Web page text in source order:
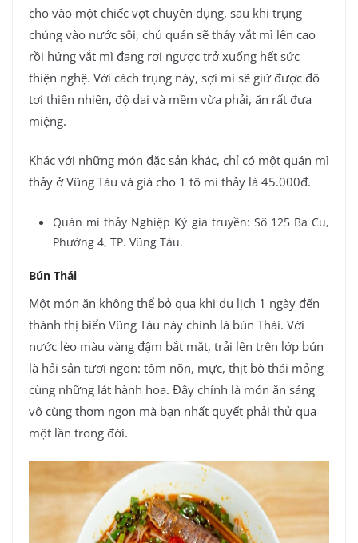
cho vào một chiếc vợt chuyên dụng, sau khi trụng
chúng vào nước sôi, chủ quán sẽ thảy vắt mì lên cao
rồi hứng vắt mì đang rơi ngược trở xuống hết sức
thiện nghệ. Với cách trụng này, sợi mì sẽ giữ được độ
tơi thiên nhiên, độ dai và mềm vừa phải, ăn rất đưa
miệng.
Khác với những món đặc sản khác, chỉ có một quán mì
thảy ở Vũng Tàu và giá cho 1 tô mì thảy là 45.000đ.
Quán mì thảy Nghiệp Ký gia truyền: Số 125 Ba Cu,
Phường 4, TP. Vũng Tàu.
Bún Thái
Một món ăn không thể bỏ qua khi du lịch 1 ngày đến
thành thị biển Vũng Tàu này chính là bún Thái. Với
nước lèo màu vàng đậm bắt mắt, trải lên trên lớp bún
là hải sản tươi ngon: tôm nõn, mực, thịt bò thái mỏng
cùng những lát hành hoa. Đây chính là món ăn sáng
vô cùng thơm ngon mà bạn nhất quyết phải thử qua
một lần trong đời.